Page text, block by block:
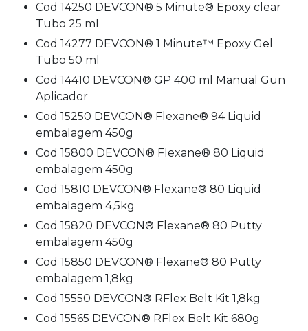
Cod 14250 DEVCON® 5 Minute® Epoxy clear
Tubo 25 ml
Cod 14277 DEVCON® 1 Minute™ Epoxy Gel
Tubo 50 ml
Cod 14410 DEVCON® GP 400 ml Manual Gun
Aplicador
Cod 15250 DEVCON® Flexane® 94 Liquid
embalagem 450g
Cod 15800 DEVCON® Flexane® 80 Liquid
embalagem 450g
Cod 15810 DEVCON® Flexane® 80 Liquid
embalagem 4,5kg
Cod 15820 DEVCON® Flexane® 80 Putty
embalagem 450g
Cod 15850 DEVCON® Flexane® 80 Putty
embalagem 1,8kg
Cod 15550 DEVCON® RFlex Belt Kit 1,8kg
Cod 15565 DEVCON® RFlex Belt Kit 680g